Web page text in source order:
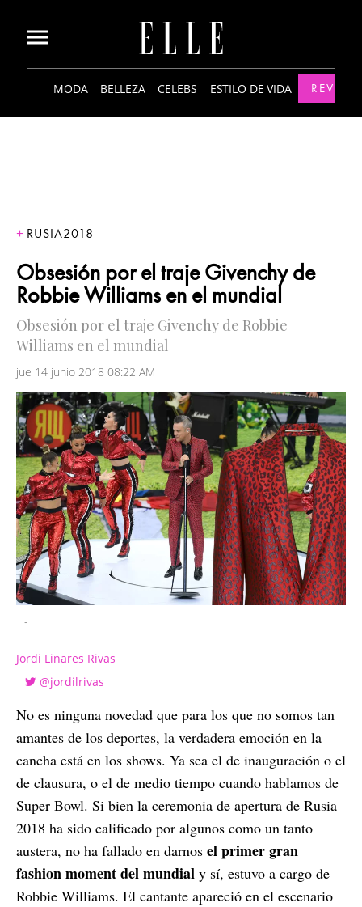
MODA BELLEZA CELEBS ESTILO DE VIDA
RUSIA2018
Obsesión por el traje Givenchy de
Robbie Williams en el mundial
Obsesión por el traje Givenchy de Robbie
Williams en el mundial
jue 14 junio 2018 08:22 AM
-
Jordi Linares Rivas
@jordilrivas
No es ninguna novedad que para los que no somos tan
amantes de los deportes, la verdadera emoción en la
cancha está en los shows. Ya sea el de inauguración o el
de clausura, o el de medio tiempo cuando hablamos de
Super Bowl. Si bien la ceremonia de apertura de Rusia
2018 ha sido calificado por algunos como un tanto
austera, no ha fallado en darnos el primer gran
fashion moment del mundial y sí, estuvo a cargo de
Robbie Williams. El cantante apareció en el escenario